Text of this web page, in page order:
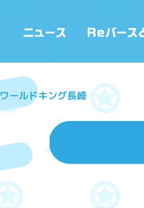
ワールドキング長崎